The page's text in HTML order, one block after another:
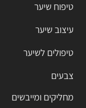
טיפוח שיער
עיצוב שיער
טיפולים לשיער
צבעים
מחליקים ומייבשים